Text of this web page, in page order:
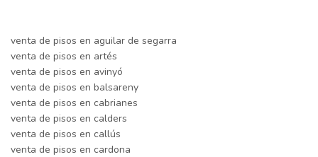
venta de pisos en aguilar de segarra
venta de pisos en artés
venta de pisos en avinyó
venta de pisos en balsareny
venta de pisos en cabrianes
venta de pisos en calders
venta de pisos en callús
venta de pisos en cardona